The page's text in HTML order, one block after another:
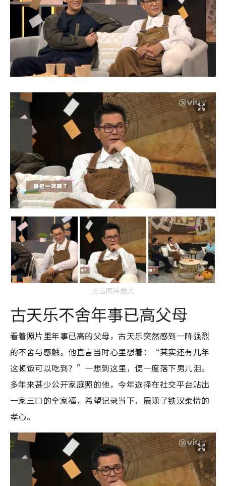
点击图片放大
古天乐不舍年事已高父母
看着照片里年事已高的父母，古天乐突然感到一阵强烈
的不舍与感触。他直言当时心里想着：“其实还有几年
这顿饭可以吃到？”一想到这里，便一度落下男儿泪。
多年来甚少公开家庭照的他，今年选择在社交平台贴出
一家三口的全家福，希望记录当下，展现了铁汉柔情的
孝心。